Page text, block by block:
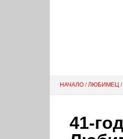
НАЧАЛО /ЛЮБИМЕЦ
41-